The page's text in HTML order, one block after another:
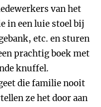
van het
in een luie stoel bij
etc. en sturen
prachtig boek met
knuffel.
die familie nooit
ze het door aan